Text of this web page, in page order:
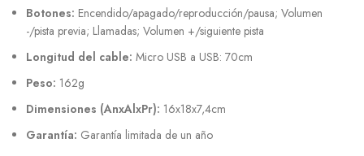
Botones: Encendido/apagado/reproducción/pausa; Volumen
-/pista previa; Llamadas; Volumen +/siguiente pista
Longitud del cable: Micro USB a USB: 70cm
Peso: 162g
Dimensiones (AnxAlxPr): 16x18x7,4cm
Garantía: Garantía limitada de un año